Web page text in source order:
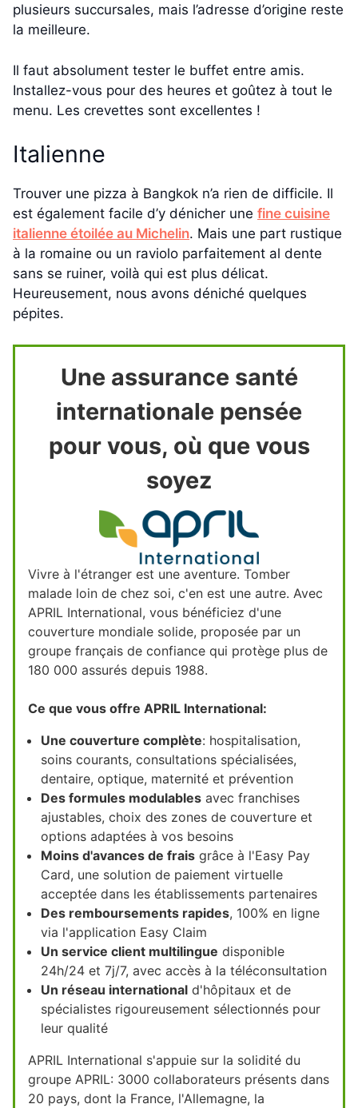
plusieurs succursales, mais l’adresse d’origine reste
la meilleure.
Il faut absolument tester le buffet entre amis.
Installez-vous pour des heures et goûtez à tout le
menu. Les crevettes sont excellentes !
Italienne
Trouver une pizza à Bangkok n’a rien de difficile. Il
est également facile d’y dénicher une fine cuisine
italienne étoilée au Michelin. Mais une part rustique
à la romaine ou un raviolo parfaitement al dente
sans se ruiner, voilà qui est plus délicat.
Heureusement, nous avons déniché quelques
pépites.
Une assurance santé
internationale pensée
pour vous, où que vous
soyez
Vivre à l'étranger est une aventure. Tomber
malade loin de chez soi, c'en est une autre. Avec
APRIL International, vous bénéficiez d'une
couverture mondiale solide, proposée par un
groupe français de confiance qui protège plus de
180 000 assurés depuis 1988.
Ce que vous offre APRIL International:
Une couverture complète: hospitalisation,
soins courants, consultations spécialisées,
dentaire, optique, maternité et prévention
Des formules modulables avec franchises
ajustables, choix des zones de couverture et
options adaptées à vos besoins
Moins d'avances de frais grâce à l'Easy Pay
Card, une solution de paiement virtuelle
acceptée dans les établissements partenaires
Des remboursements rapides, 100% en ligne
via l'application Easy Claim
Un service client multilingue disponible
24h/24 et 7j/7, avec accès à la téléconsultation
Un réseau international d'hôpitaux et de
spécialistes rigoureusement sélectionnés pour
leur qualité
APRIL International s'appuie sur la solidité du
groupe APRIL: 3000 collaborateurs présents dans
20 pays, dont la France, l'Allemagne, la